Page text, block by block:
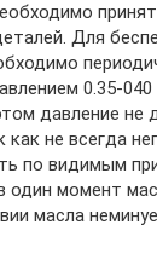
Для
0.35-040
давление не
как не всегда
по видимым
один момент
масла